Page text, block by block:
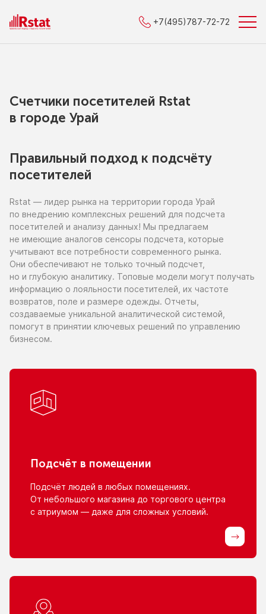
+7(495)787-72-72
Счетчики посетителей Rstat
в городe Урай
Правильный подход к подсчёту
посетителей
Rstat — лидер рынка на территории города Урай
по внедрению комплексных решений для подсчета
посетителей и анализу данных! Мы предлагаем
не имеющие аналогов сенсоры подсчета, которые
учитывают все потребности современного рынка.
Они обеспечивают не только точный подсчет,
но и глубокую аналитику. Топовые модели могут получать
информацию о лояльности посетителей, их частоте
возвратов, поле и размере одежды. Отчеты,
создаваемые уникальной аналитической системой,
помогут в принятии ключевых решений по управлению
бизнесом.
Подсчёт в помещении
Подсчёт людей в любых помещениях.
От небольшого магазина до торгового центра
с атриумом — даже для сложных условий.